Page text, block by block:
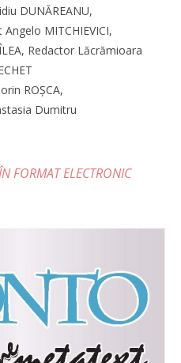
DUNĂREANU,
MITCHIEVICI,
Redactor Lăcrămioara
ROȘCA,
Dumitru
FORMAT ELECTRONIC